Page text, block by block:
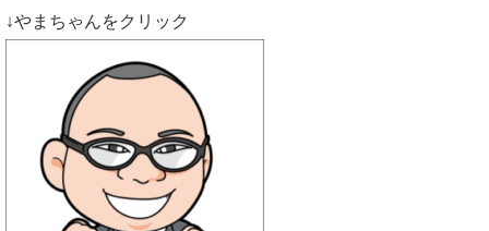
↓やまちゃんをクリック